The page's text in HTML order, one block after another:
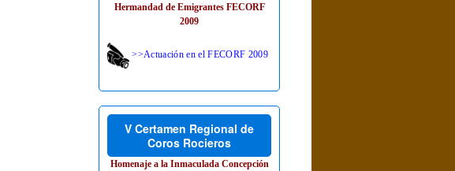
Hermandad de Emigrantes FECORF
2009
>>Actuación en el FECORF 2009
V Certamen Regional de
Coros Rocieros
Homenaje a la Inmaculada Concepción